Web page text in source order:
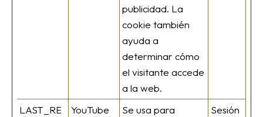
publicidad. La
cookie también
ayuda a
determinar cómo
el visitante accede
a la web.
LAST_RE YouTube Se usa para Sesión